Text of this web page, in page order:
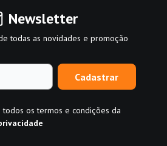
Newsletter
todas as novidades e promoção
Cadastrar
todos os termos e condições da